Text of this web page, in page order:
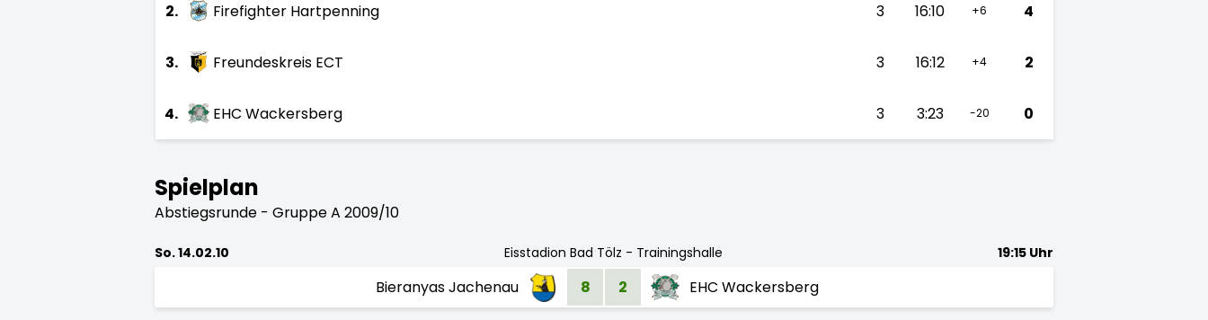
2. Firefighter Hartpenning 3 16:10 +6 4
3. Freundeskreis ECT 3 16:12 +4 2
4. EHC Wackersberg 3 3:23 -20 0
Spielplan
Abstiegsrunde - Gruppe A 2009/10
So. 14.02.10 Eisstadion Bad Tölz - Trainingshalle 19:15 Uhr
Bieranyas Jachenau 8 2 EHC Wackersberg